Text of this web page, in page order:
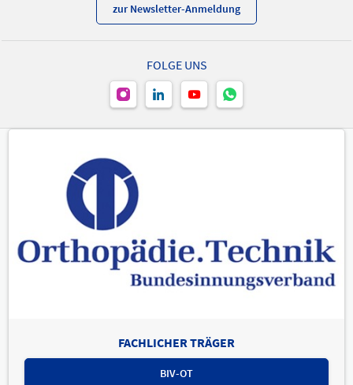
zur Newsletter-Anmeldung
FOLGE UNS
FACHLICHER TRÄGER
BIV-OT